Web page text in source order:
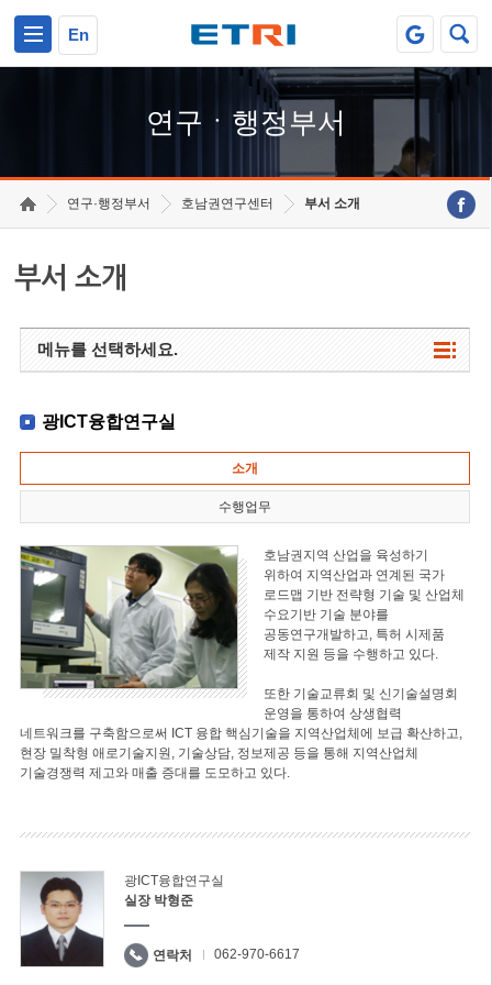
En
연구ㆍ행정부서
연구·행정부서 호남권연구센터 부서 소개
부서 소개
메뉴를 선택하세요.
광ICT융합연구실
소개
수행업무
호남권지역 산업을 육성하기
위하여 지역산업과 연계된 국가
로드맵 기반 전략형 기술 및 산업체
수요기반 기술 분야를
공동연구개발하고, 특허 시제품
제작 지원 등을 수행하고 있다.
또한 기술교류회 및 신기술설명회
운영을 통하여 상생협력
네트워크를 구축함으로써 ICT 융합 핵심기술을 지역산업체에 보급 확산하고,
현장 밀착형 애로기술지원, 기술상담, 정보제공 등을 통해 지역산업체
기술경쟁력 제고와 매출 증대를 도모하고 있다.
광ICT융합연구실
실장 박형준
연락처 062-970-6617